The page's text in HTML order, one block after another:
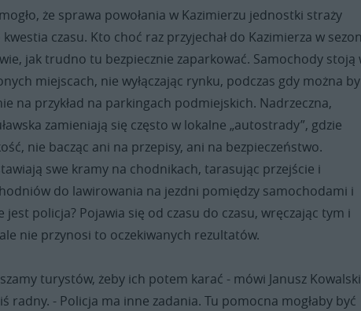
że sprawa powołania w Kazimierzu jednostki straży
czasu. Kto choć raz przyjechał do Kazimierza w
jak trudno tu bezpiecznie zaparkować. Samochody stoją
miejscach, nie wyłączając rynku, podczas gdy można
na przykład na parkingach podmiejskich. Nadrzeczna,
zamieniają się często w lokalne „autostrady”, gdzie
nie bacząc ani na przepisy, ani na bezpieczeństwo.
swe kramy na chodnikach, tarasując przejście i
do lawirowania na jezdni pomiędzy samochodami i
jest policja? Pojawia się od czasu do czasu, wręczając tym i
nie przynosi to oczekiwanych rezultatów.
turystów, żeby ich potem karać - mówi Janusz
radny. - Policja ma inne zadania. Tu pomocna mogłaby być